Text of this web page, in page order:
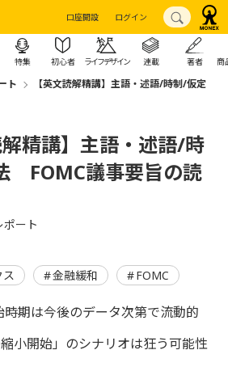
口座開設 ログイン
特集 初心者 ライフデザイン 連載 著者 商
ト
【英文読解精講】主語・述語/時制/仮定
解精講】主語・述語/時
FOMC議事要旨の読
ポート
ス 金融緩和 FOMC
期は今後のデータ次第で流動的
縮小開始」のシナリオは狂う可能性